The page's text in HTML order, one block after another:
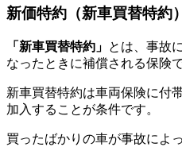
新価特約（新車買替特約）
「新車買替特約」 とは、事故
なったときに補償される保険で
新車買替特約は車両保険に付
加入することが条件です。
買ったばかりの車が事故によ